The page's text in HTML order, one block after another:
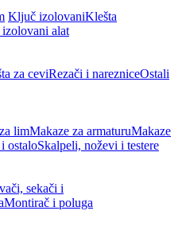
Ključ izolovaniKlešta
alat
za ceviRezači i narezniceOstali
limMakaze za armaturuMakaze
ostaloSkalpeli, noževi i testere
sekači i
Montirač i poluga